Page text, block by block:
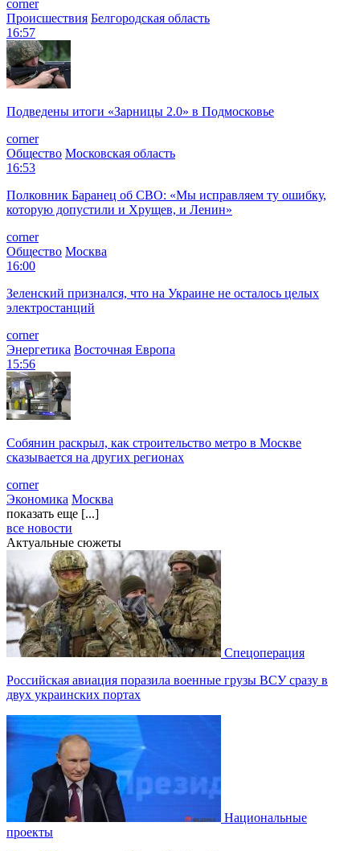
corner
Происшествия Белгородская область
16:57
Подведены итоги «Зарницы 2.0» в Подмосковье
corner
Общество Московская область
16:53
Полковник Баранец об СВО: «Мы исправляем ту ошибку,
которую допустили и Хрущев, и Ленин»
corner
Общество Москва
16:00
Зеленский признался, что на Украине не осталось целых
электростанций
corner
Энергетика Восточная Европа
15:56
Собянин раскрыл, как строительство метро в Москве
сказывается на других регионах
corner
Экономика Москва
показать еще [...]
все новости
Актуальные сюжеты
Спецоперация
Российская авиация поразила военные грузы ВСУ сразу в
двух украинских портах
Национальные
проекты